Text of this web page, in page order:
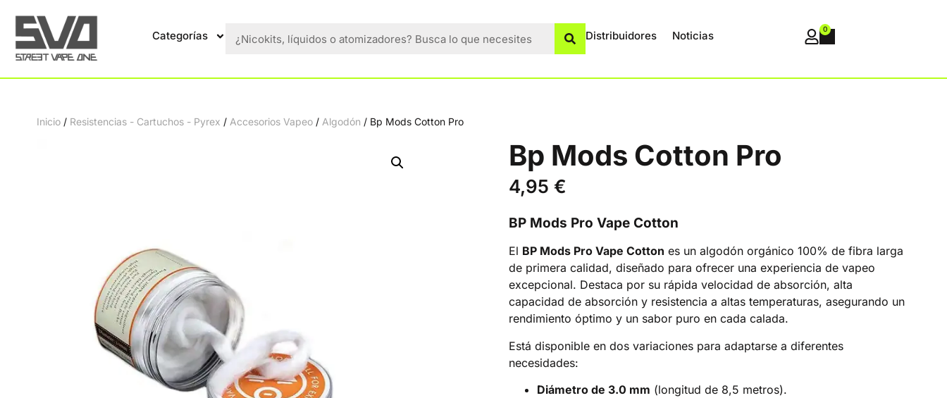
Categorías Distribuidores Noticias 0
Inicio / Resistencias - Cartuchos - Pyrex / Accesorios Vapeo / Algodón / Bp Mods Cotton Pro
Bp Mods Cotton Pro
4,95 €
BP Mods Pro Vape Cotton
El BP Mods Pro Vape Cotton es un algodón orgánico 100% de fibra larga
de primera calidad, diseñado para ofrecer una experiencia de vapeo
excepcional. Destaca por su rápida velocidad de absorción, alta
capacidad de absorción y resistencia a altas temperaturas, asegurando un
rendimiento óptimo y un sabor puro en cada calada.
Está disponible en dos variaciones para adaptarse a diferentes
necesidades:
Diámetro de 3.0 mm (longitud de 8,5 metros).